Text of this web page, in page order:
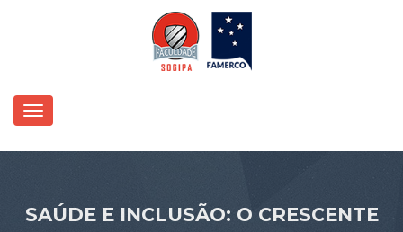
SAÚDE E INCLUSÃO: O CRESCENTE